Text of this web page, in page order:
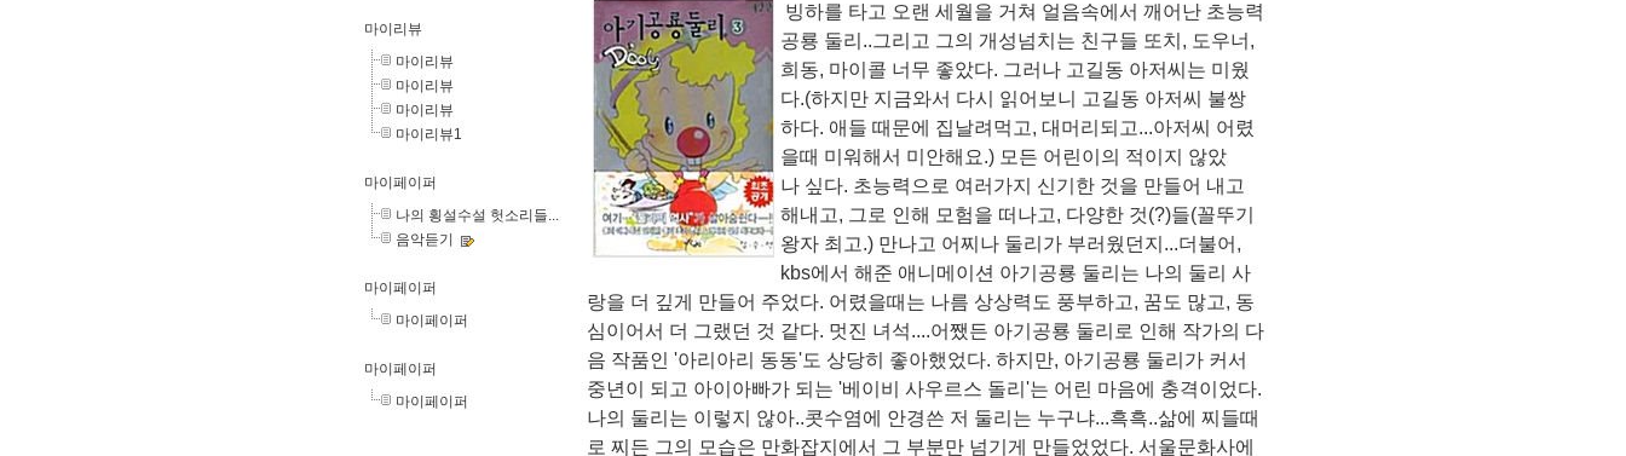
마이리뷰
마이리뷰
마이리뷰
마이리뷰
마이리뷰1
마이페이퍼
나의 횡설수설 헛소리들...
음악듣기
마이페이퍼
마이페이퍼
마이페이퍼
마이페이퍼
빙하를 타고 오랜 세월을 거쳐 얼음속에서 깨어난 초능력
공룡 둘리..그리고 그의 개성넘치는 친구들 또치, 도우너,
희동, 마이콜 너무 좋았다. 그러나 고길동 아저씨는 미웠
다.(하지만 지금와서 다시 읽어보니 고길동 아저씨 불쌍
하다. 애들 때문에 집날려먹고, 대머리되고...아저씨 어렸
을때 미워해서 미안해요.) 모든 어린이의 적이지 않았
나 싶다. 초능력으로 여러가지 신기한 것을 만들어 내고
해내고, 그로 인해 모험을 떠나고, 다양한 것(?)들(꼴뚜기
왕자 최고.) 만나고 어찌나 둘리가 부러웠던지...더불어,
kbs에서 해준 애니메이션 아기공룡 둘리는 나의 둘리 사
랑을 더 깊게 만들어 주었다. 어렸을때는 나름 상상력도 풍부하고, 꿈도 많고, 동
심이어서 더 그랬던 것 같다. 멋진 녀석....어쨌든 아기공룡 둘리로 인해 작가의 다
음 작품인 '아리아리 동동'도 상당히 좋아했었다. 하지만, 아기공룡 둘리가 커서
중년이 되고 아이아빠가 되는 '베이비 사우르스 돌리'는 어린 마음에 충격이었다.
나의 둘리는 이렇지 않아..콧수염에 안경쓴 저 둘리는 누구냐...흑흑..삶에 찌들때
로 찌든 그의 모습은 만화잡지에서 그 부분만 넘기게 만들었었다. 서울문화사에